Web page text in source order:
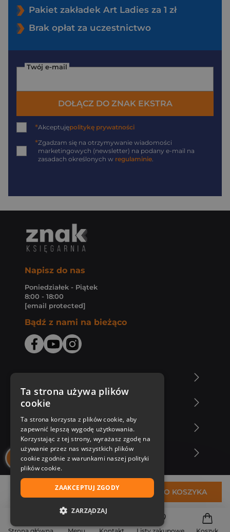
Strona główna Menu Kontakt Listy zakupowe Koszyk
29,40 zł DO KOSZYKA
Pakiet zakładek Art Ladies za 1 zł
Brak opłat za uczestnictwo
Twój e-mail
DOŁĄCZ DO ZNAK EKSTRA
*Akceptujępolitykę prywatności
*Zgadzam się na otrzymywanie wiadomości
marketingowych (newsletter) na podany e-mail na
zasadach określonych w regulaminie.
Napisz do nas
Poniedziałek - Piątek
8:00 - 18:00
[email protected]
Bądź z nami na bieżąco
Zakupy u nas
Nasza oferta
Nasi autorzy
Ta strona używa plików
cookie
Ta strona korzysta z plików cookie, aby
zapewnić lepszą wygodę użytkowania.
Korzystając z tej strony, wyrażasz zgodę na
używanie przez nas wszystkich plików
cookie zgodnie z warunkami naszej polityki
plików cookie.
ZAAKCEPTUJ ZGODY
ZARZĄDZAJ